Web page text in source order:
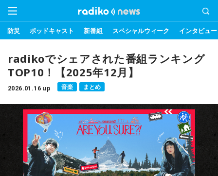
防災 ポッドキャスト 新番組 スペシャルウィーク インタビュー
radikoでシェアされた番組ランキング
TOP10！【2025年12月】
2026.01.16 up 音楽 まとめ